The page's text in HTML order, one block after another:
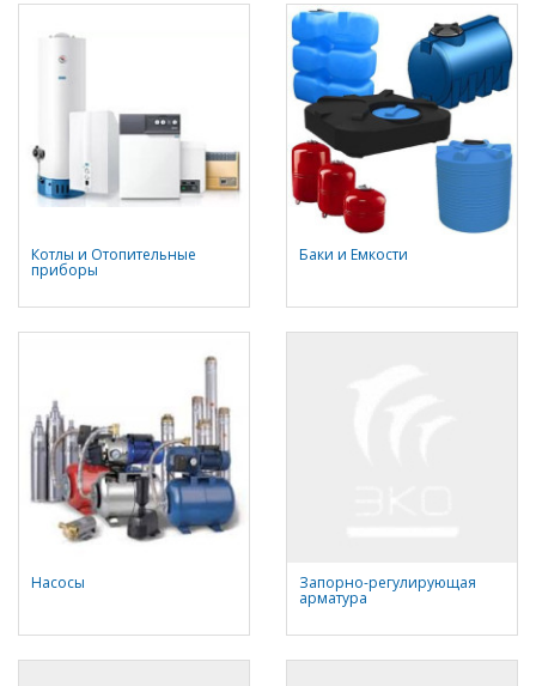
Котлы и Отопительные
приборы
Баки и Емкости
Насосы Запорно-регулирующая
арматура